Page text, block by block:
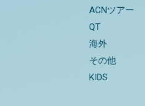
ACNツアー
QT
海外
その他
KIDS